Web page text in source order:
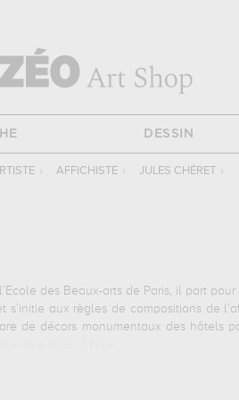
DESSIN
› AFFICHISTE › JULES CHÉRET ›
des Beaux-arts de Paris, il part
s’initie aux règles de compositions de
de décors monumentaux des hôtels